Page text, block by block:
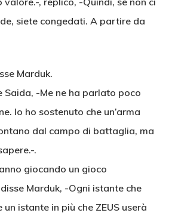
siete congedati. A partire da
Marduk.
Saida, -Me ne ha parlato poco
Io ho sostenuto che un’arma
dal campo di battaglia, ma
.
giocando un gioco
Marduk, -Ogni istante che
istante in più che ZEUS userà